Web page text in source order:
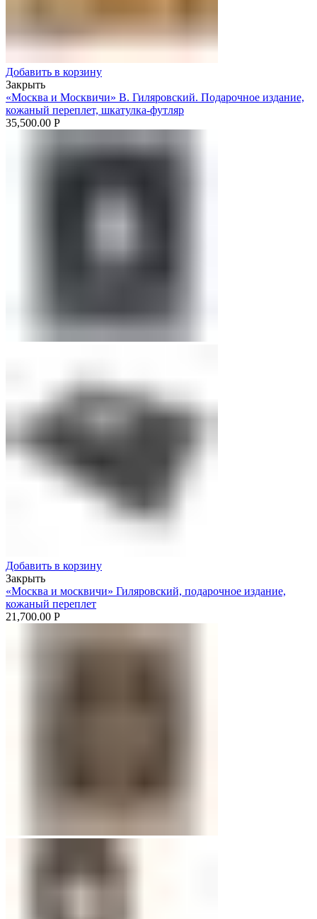
Добавить в корзину
Закрыть
«Москва и Москвичи» В. Гиляровский. Подарочное издание,
кожаный переплет, шкатулка-футляр
35,500.00 Р
Добавить в корзину
Закрыть
«Москва и москвичи» Гиляровский, подарочное издание,
кожаный переплет
21,700.00 Р